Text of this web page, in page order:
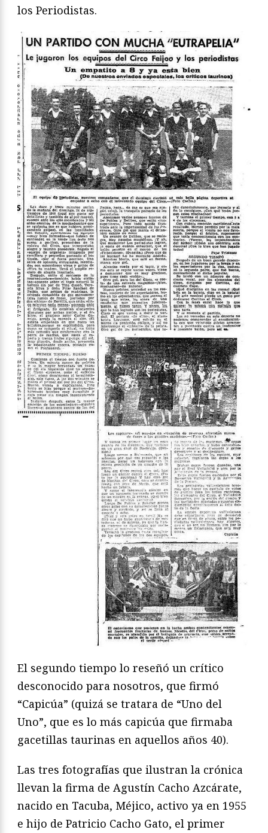
los Periodistas.
El segundo tiempo lo reseñó un crítico
desconocido para nosotros, que firmó
“Capicúa” (quizá se tratara de “Uno del
Uno”, que es lo más capicúa que firmaba
gacetillas taurinas en aquellos años 40).
Las tres fotografías que ilustran la crónica
llevan la firma de Agustín Cacho Azcárate,
nacido en Tacuba, Méjico, activo ya en 1955
e hijo de Patricio Cacho Gato, el primer